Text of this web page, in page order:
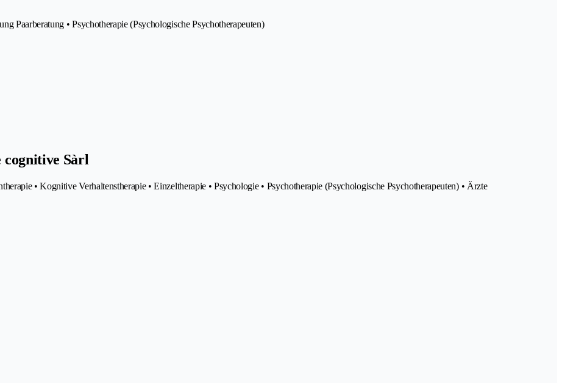
Paarberatung • Psychotherapie (Psychologische Psychotherapeuten)
cognitive Sàrl
• Kognitive Verhaltenstherapie • Einzeltherapie • Psychologie • Psychotherapie (Psychologische Psychotherapeuten) • Ärzte